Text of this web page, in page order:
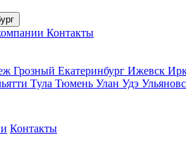
Контакты
Грозный Екатеринбург Ижевск
Тула Тюмень Улан Удэ
Контакты